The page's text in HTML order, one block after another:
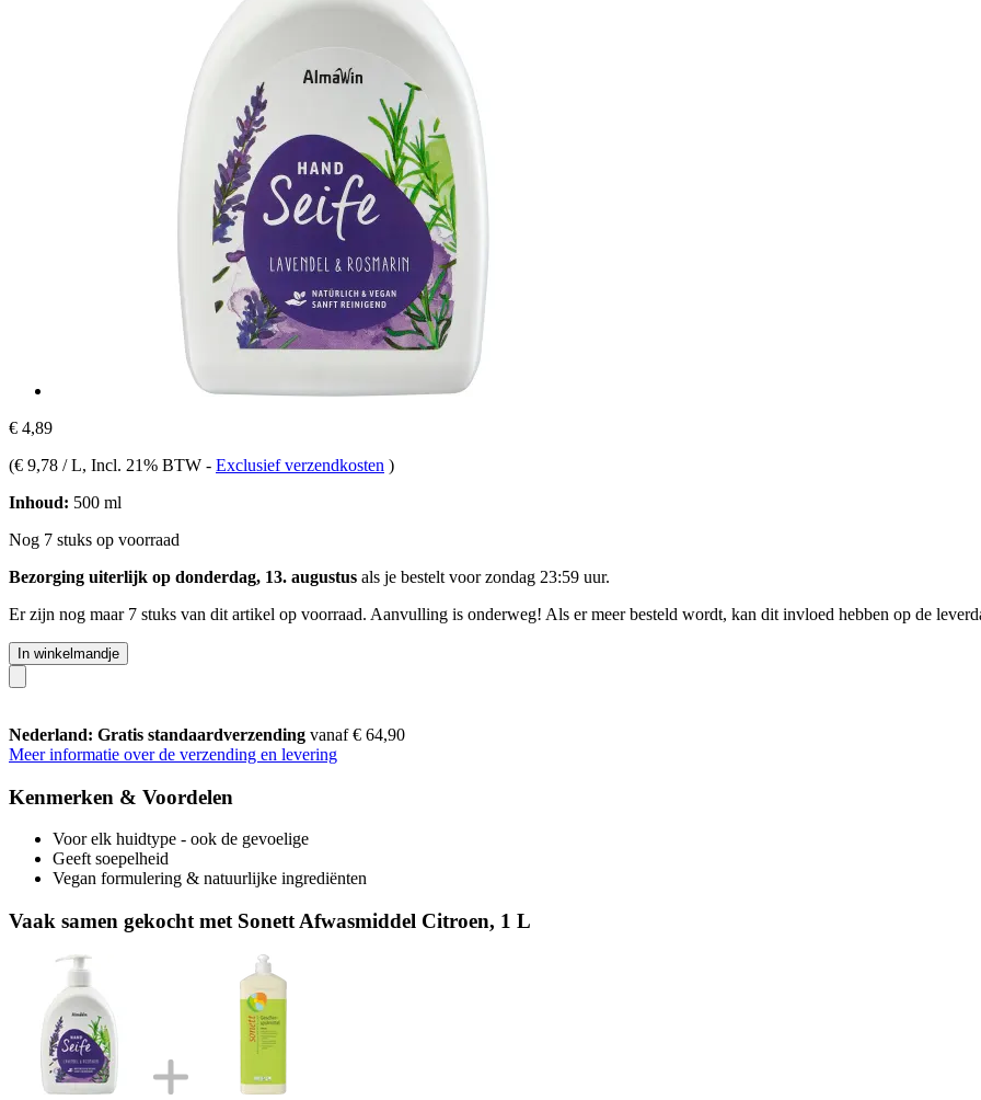
€ 4,89
(€ 9,78 / L, Incl. 21% BTW - Exclusief verzendkosten )
Inhoud: 500 ml
Nog 7 stuks op voorraad
Bezorging uiterlijk op donderdag, 13. augustus als je bestelt voorzondag 23:59 uur.
Er zijn nog maar 7 stuks van dit artikel op voorraad. Aanvulling is onderweg! Als er meer besteld wordt, kan dit invloed hebben op de
In winkelmandje
Nederland: Gratis standaardverzending vanaf € 64,90
Meer informatie over de verzending en levering
Kenmerken & Voordelen
Voor elk huidtype - ook de gevoelige
Geeft soepelheid
Vegan formulering & natuurlijke ingrediënten
Vaak samen gekocht met Sonett Afwasmiddel Citroen, 1 L